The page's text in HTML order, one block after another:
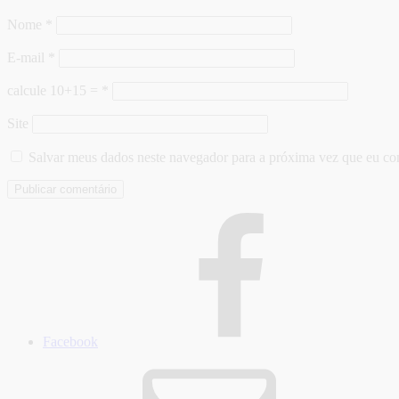
Nome
E-mail
calcule 10+15 =
Site
Salvar meus dados neste navegador para a próxima vez que eu
Facebook